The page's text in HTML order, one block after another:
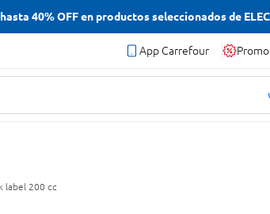
hasta 40% OFF en productos seleccionados de
App Carrefour
label 200 cc